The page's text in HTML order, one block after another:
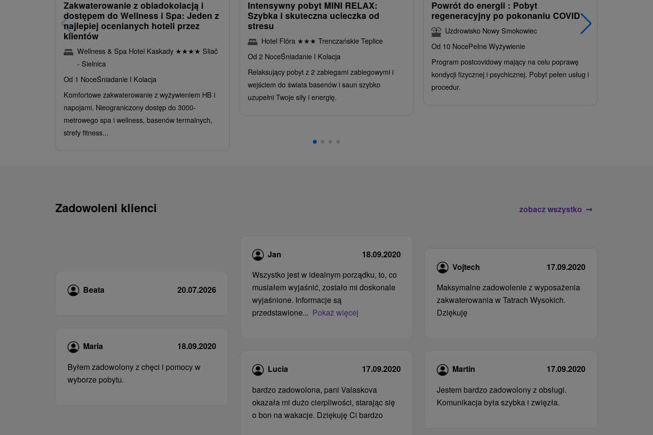
Zakwaterowanie z obiadokolacją i
dostępem do Wellness i Spa: Jeden z
najlepiej ocenianych hoteli przez
klientów
Wellness & Spa Hotel Kaskady ★★★★ Sliač
- Sielnica
Od 1 NoceŚniadanie I Kolacja
Komfortowe zakwaterowanie z wyżywieniem HB i
napojami. Nieograniczony dostęp do 3000-
metrowego spa i wellness, basenów termalnych,
strefy fitness...
Intensywny pobyt MINI RELAX:
Szybka i skuteczna ucieczka od
stresu
Hotel Flóra ★★★ Trenczańskie Teplice
Od 2 NoceŚniadanie I Kolacja
Relaksujący pobyt z 2 zabiegami zabiegowymi i
wejściem do świata basenów i saun szybko
uzupełni Twoje siły i energię.
Powrót do energii : Pobyt
regeneracyjny po pokonaniu COVID
Uzdrowisko Nowy Smokowiec
Od 10 NocePełne Wyżywienie
Program postcovidowy mający na celu poprawę
kondycji fizycznej i psychicznej. Pobyt pełen usług i
procedur.
Zadowoleni klienci zobacz wszystko
Beata 20.07.2026
Maria
18.09.2020
Byłem zadowolony z chęci i pomocy w
wyborze pobytu.
Jan
18.09.2020
Wszystko jest w idealnym porządku, to, co
musiałem wyjaśnić, zostało mi doskonale
wyjaśnione. Informacje są
przedstawione... Pokaż więcej
Lucia
17.09.2020
bardzo zadowolona, ​​pani Valaskova
okazała mi dużo cierpliwości, starając się
o bon na wakacje. Dziękuję Ci bardzo
Vojtech
17.09.2020
Maksymalne zadowolenie z wyposażenia
zakwaterowania w Tatrach Wysokich.
Dziękuję
Martin
17.09.2020
Jestem bardzo zadowolony z obsługi.
Komunikacja była szybka i zwięzła.